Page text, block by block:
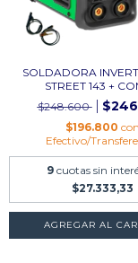
SOLDADORA
STREET 143 +
$248.600
$196.800 con
Efectivo/
9 cuotas sin
$27.333,33